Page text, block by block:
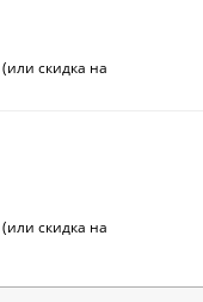
(или скидка на
(или скидка на